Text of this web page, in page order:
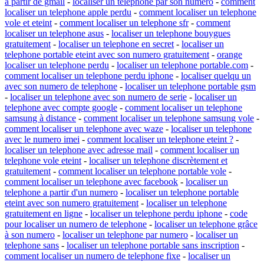
localiser un telephone apple perdu - comment localiser un telephone
vole et eteint - comment localiser un telephone sfr- comment
localiser un telephone asus - localiser un telephone bouygues
gratuitement - localiser un telephone en secret - localiser un
telephone portable eteint avec son numero gratuitement - orange
localiser un telephone perdu - localiser un telephone portable.com -
comment localiser un telephone perdu iphone - localiser quelqu un
avec son numero de telephone - localiser un telephone portable gsm
- localiser un telephone avec son numero de serie - localiser un
telephone avec compte google - comment localiser un telephone
samsung à distance - comment localiser un telephone samsung vole -
comment localiser un telephone avec waze - localiser un telephone
avec le numero imei - comment localiser un telephone eteint ? -
localiser un telephone avec adresse mail - comment localiser un
telephone vole eteint - localiser un telephone discrètement et
gratuitement - comment localiser un telephone portable vole -
comment localiser un telephone avec facebook - localiser un
telephone a partir d'un numero - localiser un telephone portable
eteint avec son numero gratuitement - localiser un telephone
gratuitement en ligne - localiser un telephone perdu iphone - code
pour localiser un numero de telephone - localiser un telephone grâce
à son numero - localiser un telephone par numero - localiser un
telephone sans - localiser un telephone portable sans inscription -
comment localiser un numero de telephone fixe - localiser un